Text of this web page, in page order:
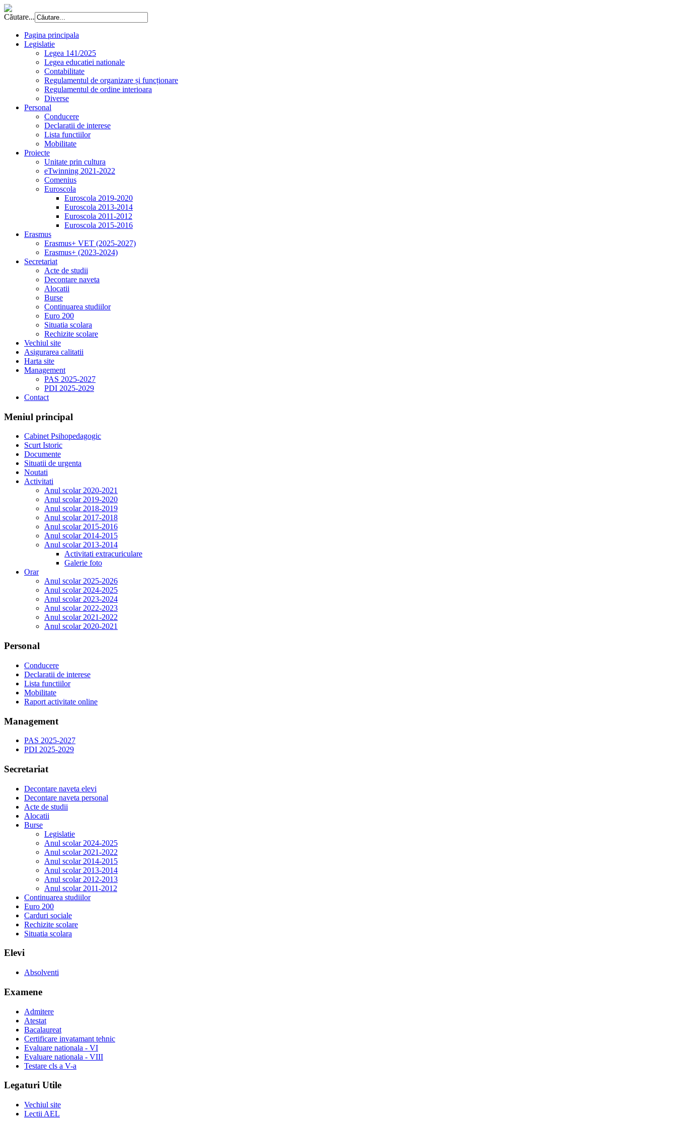
Căutare...
Pagina principala
Legislatie
Legea 141/2025
Legea educatiei nationale
Contabilitate
Regulamentul de organizare și funcționare
Regulamentul de ordine interioara
Diverse
Personal
Conducere
Declaratii de interese
Lista functiilor
Mobilitate
Proiecte
Unitate prin cultura
eTwinning 2021-2022
Comenius
Euroscola
Euroscola 2019-2020
Euroscola 2013-2014
Euroscola 2011-2012
Euroscola 2015-2016
Erasmus
Erasmus+ VET (2025-2027)
Erasmus+ (2023-2024)
Secretariat
Acte de studii
Decontare naveta
Alocatii
Burse
Continuarea studiilor
Euro 200
Situatia scolara
Rechizite scolare
Vechiul site
Asigurarea calitatii
Harta site
Management
PAS 2025-2027
PDI 2025-2029
Contact
Meniul principal
Cabinet Psihopedagogic
Scurt Istoric
Documente
Situatii de urgenta
Noutati
Activitati
Anul scolar 2020-2021
Anul scolar 2019-2020
Anul scolar 2018-2019
Anul scolar 2017-2018
Anul scolar 2015-2016
Anul scolar 2014-2015
Anul scolar 2013-2014
Activitati extracuriculare
Galerie foto
Orar
Anul scolar 2025-2026
Anul scolar 2024-2025
Anul scolar 2023-2024
Anul scolar 2022-2023
Anul scolar 2021-2022
Anul scolar 2020-2021
Personal
Conducere
Declaratii de interese
Lista functiilor
Mobilitate
Raport activitate online
Management
PAS 2025-2027
PDI 2025-2029
Secretariat
Decontare naveta elevi
Decontare naveta personal
Acte de studii
Alocatii
Burse
Legislatie
Anul scolar 2024-2025
Anul scolar 2021-2022
Anul scolar 2014-2015
Anul scolar 2013-2014
Anul scolar 2012-2013
Anul scolar 2011-2012
Continuarea studiilor
Euro 200
Carduri sociale
Rechizite scolare
Situatia scolara
Elevi
Absolventi
Examene
Admitere
Atestat
Bacalaureat
Certificare invatamant tehnic
Evaluare nationala - VI
Evaluare nationala - VIII
Testare cls a V-a
Legaturi Utile
Vechiul site
Lectii AEL